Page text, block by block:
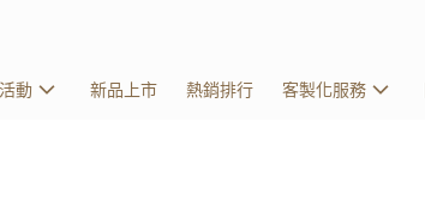
動 新品上市 熱銷排行 客製化服務